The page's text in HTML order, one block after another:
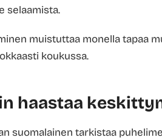
selaamista.
muistuttaa monella tapaa
koukussa.
haastaa
suomalainen tarkistaa